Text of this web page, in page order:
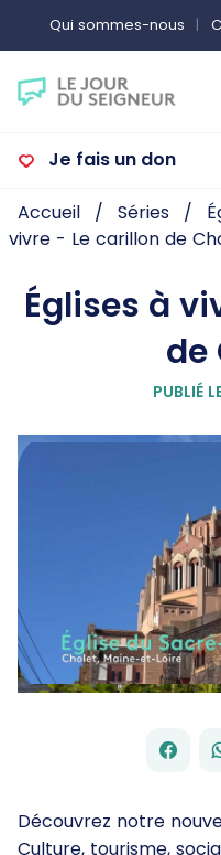
Qui sommes-nous
Je fais un don
Accueil Séries
vivre - Le carillon de
Églises à
de
PUBLIÉ
Découvrez notre
Culture, tourisme,